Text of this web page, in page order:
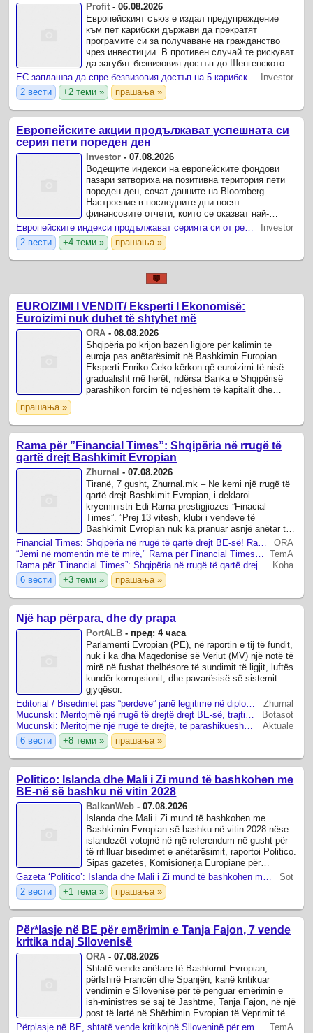
Profit -06.08.2026
Европейският съюз е издал предупреждение
към пет карибски държави да прекратят
програмите си за получаване на гражданство
чрез инвестиции. В противен случай те рискуват
да загубят безвизовия достъп до Шенгенското
пространство в Европа до 2028 г.
Investor
2 вести
+2 теми » прашања »
Европейските акции продължават успешната си
серия пети пореден ден
Investor -07.08.2026
Водещите индекси на европейските фондови
пазари затвориха на позитивна територия пети
пореден ден, сочат данните на Bloomberg.
Настроение в последните дни носят
финансовите отчети, които се оказват най-
добрите от третото тремесечие на 2022 година
насам.
Европейските индекси продължават серията си от рекорди
Investor
2 вести
+4 теми » прашања »
EUROIZIMI I VENDIT/ Eksperti I Ekonomisë:
Euroizimi nuk duhet të shtyhet më
ORA -08.08.2026
Shqipëria po krijon bazën ligjore për kalimin te
euroja pas anëtarësimit në Bashkimin Europian.
Eksperti Enriko Ceko kërkon që euroizimi të nisë
gradualisht më herët, ndërsa Banka e Shqipërisë
parashikon forcim të ndjeshëm të kapitalit dhe
прашања »
Rama për ”Financial Times”: Shqipëria në rrugë të
qartë drejt Bashkimit Evropian
Zhurnal -07.08.2026
Tiranë, 7 gusht, Zhurnal.mk – Ne kemi një rrugë të
qartë drejt Bashkimit Evropian, i deklaroi
kryeministri Edi Rama prestigjiozes ”Finacial
Times”. ”Prej 13 vitesh, klubi i vendeve të
Bashkimit Evropian nuk ka pranuar asnjë anëtar të
ri dhe, mes paqëndrueshmërisë gjeopolitike ...
Financial Times: Shqipëria në rrugë të qartë drejt BE-së! Rama: Vendi, në momentin më të mirë
ORA
“Jemi në momentin më të mirë," Rama për Financial Times: Shqipëria ka një rrugë të qartë drejt Bashkimit Europian
TemA
Rama për ”Financial Times”: Shqipëria në rrugë të qartë drejt Bashkimit Evropian
Koha
6 вести
+3 теми » прашања »
Një hap përpara, dhe dy prapa
PortALB - пред: 4 часа
Parlamenti Evropian (PE), në raportin e tij të fundit,
nuk i ka dha Maqedonisë së Veriut (MV) një notë të
mirë në fushat thelbësore të sundimit të ligjit, luftës
kundër korrupsionit, dhe pavarësisë së sistemit
gjyqësor.
Editorial / Bisedimet pas “perdeve” janë legjitime në diplomaci, por para nënshkrimit patjetër të ketë transparencë dhe korrektësi ndaj qytetarëve!
Zhurnal
Mucunski: Meritojmë një rrugë të drejtë drejt BE-së, trajtimi ndaj nesh është i padrejtë
Botasot
Mucunski: Meritojmë një rrugë të drejtë, të parashikueshme dhe kredibile drejt anëtarësimit në BE
Aktuale
6 вести
+8 теми » прашања »
Politico: Islanda dhe Mali i Zi mund të bashkohen me
BE-në së bashku në vitin 2028
BalkanWeb -07.08.2026
Islanda dhe Mali i Zi mund të bashkohen me
Bashkimin Evropian së bashku në vitin 2028 nëse
islandezët votojnë në një referendum në gusht për
të rifilluar bisedimet e anëtarësimit, raportoi Politico.
Sipas gazetës, Komisionerja Europiane për
Zgjerimin, Marta Kos, e përshkroi ...
Sot
2 вести
+1 тема » прашања »
Për*lasje në BE për emërimin e Tanja Fajon, 7 vende
kritika ndaj Sllovenisë
ORA -07.08.2026
Shtatë vende anëtare të Bashkimit Evropian,
përfshirë Francën dhe Spanjën, kanë kritikuar
vendimin e Sllovenisë për të penguar emërimin e
ish-ministres së saj të Jashtme, Tanja Fajon, në një
post të lartë në Shërbimin Evropian të Veprimit të
Jashtëm (EEAS) në Bruksel.
TemA